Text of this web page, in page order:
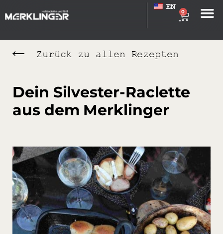
0
EN
Zurück zu allen Rezepten
Dein Silvester-Raclette
aus dem Merklinger